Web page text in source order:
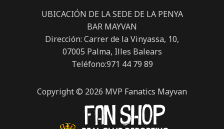
UBICACIÓN DE LA SEDE DE LA PENYA
BAR MAYVAN
Dirección: Carrer de la Vinyassa, 10,
07005 Palma, Illes Balears
Teléfono:971 44 79 89
Copyright © 2026 MVP Fanatics Mayvan